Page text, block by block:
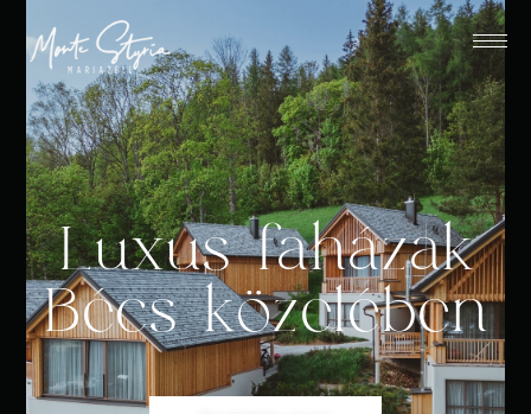
Luxus faházak
Bécs közelében